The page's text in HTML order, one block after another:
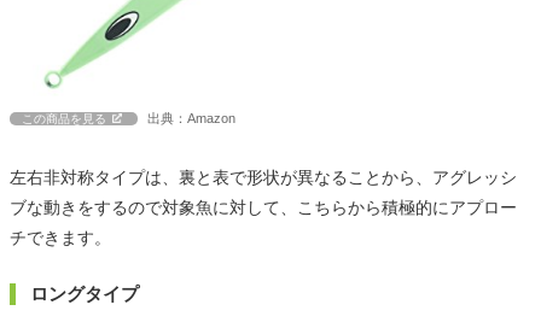
この商品を見る 出典：Amazon
左右非対称タイプは、裏と表で形状が異なることから、アグレッシ
ブな動きをするので対象魚に対して、こちらから積極的にアプロー
チできます。
ロングタイプ